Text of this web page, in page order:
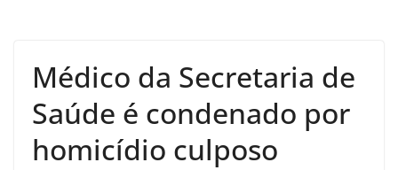
Médico da Secretaria de
Saúde é condenado por
homicídio culposo